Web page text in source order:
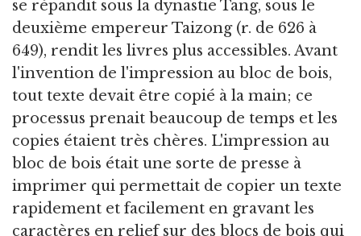
se répandit sous la dynastie Tang, sous le
deuxième empereur Taizong (r. de 626 à
649), rendit les livres plus accessibles. Avant
l'invention de l'impression au bloc de bois,
tout texte devait être copié à la main; ce
processus prenait beaucoup de temps et les
copies étaient très chères. L'impression au
bloc de bois était une sorte de presse à
imprimer qui permettait de copier un texte
rapidement et facilement en gravant les
caractères en relief sur des blocs de bois qui